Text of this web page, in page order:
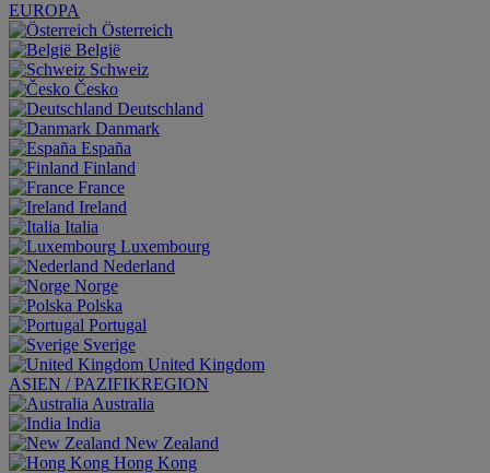
EUROPA
Österreich
België
Schweiz
Česko
Deutschland
Danmark
España
Finland
France
Ireland
Italia
Luxembourg
Nederland
Norge
Polska
Portugal
Sverige
United Kingdom
ASIEN / PAZIFIKREGION
Australia
India
New Zealand
Hong Kong